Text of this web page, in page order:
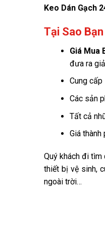
Keo Dán Gạch
Tại Sao
Giá Mua
đưa ra
Cung cấp
Các sản
Tất cả
Giá thành
Quý khách đi tìm
thiết bị vệ sinh,
ngoài trời…